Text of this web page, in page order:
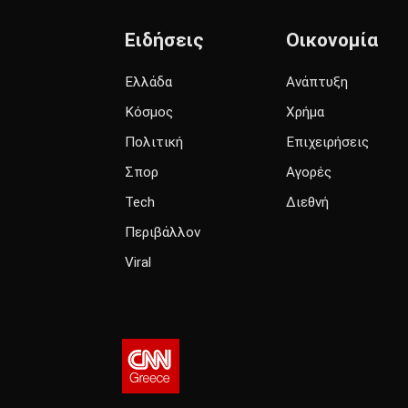
Ειδήσεις
Ελλάδα
Κόσμος
Πολιτική
Σπορ
Tech
Περιβάλλον
Viral
Οικονομία
Ανάπτυξη
Χρήμα
Επιχειρήσεις
Αγορές
Διεθνή